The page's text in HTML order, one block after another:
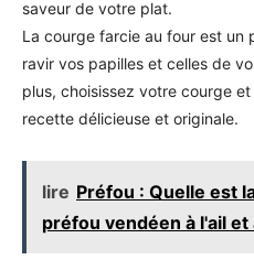
saveur de votre plat.
La courge farcie au four est un
ravir vos papilles et celles de
plus, choisissez votre courge
recette délicieuse et originale.
lire Préfou : Quelle est
préfou vendéen à l'ail et